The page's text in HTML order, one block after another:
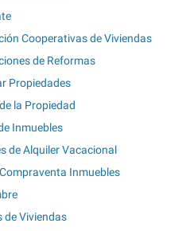
Cooperativas de Viviendas
de Reformas
Propiedades
la Propiedad
Inmuebles
de Alquiler Vacacional
Inmuebles
de Viviendas